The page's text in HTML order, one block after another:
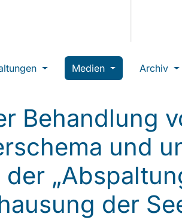
Medien Archiv
Behandlung
und
der